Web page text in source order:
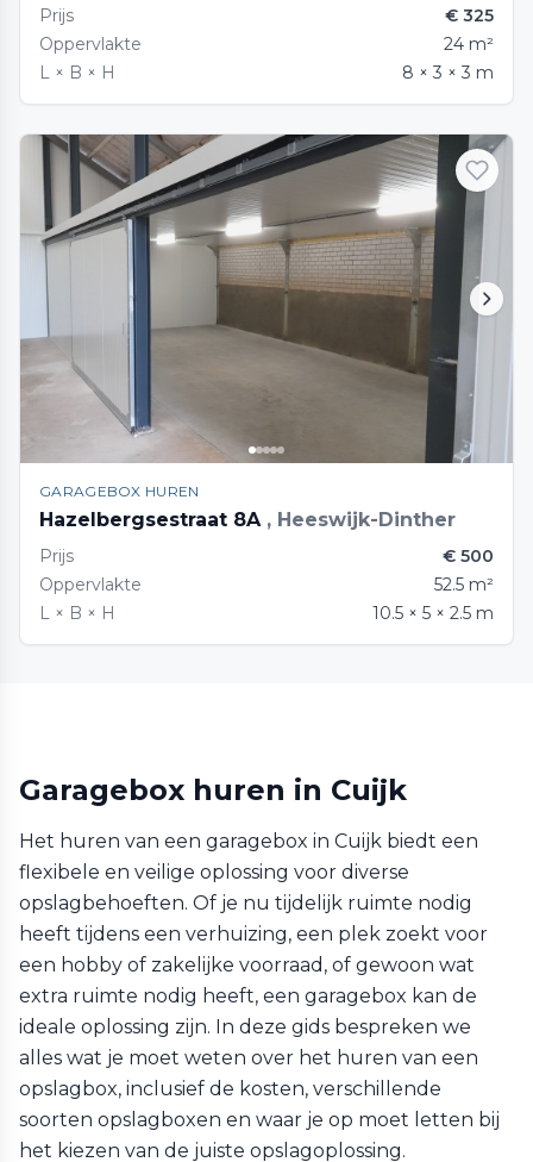
Prijs
€ 325
Oppervlakte
24 m²
L × B × H
8 × 3 × 3 m
GARAGEBOX HUREN
Hazelbergsestraat 8A , Heeswijk-Dinther
Prijs
€ 500
Oppervlakte
52.5 m²
L × B × H
10.5 × 5 × 2.5 m
Garagebox huren in Cuijk
Het huren van een garagebox in Cuijk biedt een
flexibele en veilige oplossing voor diverse
opslagbehoeften. Of je nu tijdelijk ruimte nodig
heeft tijdens een verhuizing, een plek zoekt voor
een hobby of zakelijke voorraad, of gewoon wat
extra ruimte nodig heeft, een garagebox kan de
ideale oplossing zijn. In deze gids bespreken we
alles wat je moet weten over het huren van een
opslagbox, inclusief de kosten, verschillende
soorten opslagboxen en waar je op moet letten bij
het kiezen van de juiste opslagoplossing.